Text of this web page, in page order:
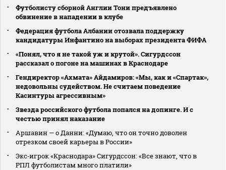
Футболисту сборной Англии Тони предъявлено
обвинение в нападении в клубе
Федерация футбола Албании отозвала поддержку
кандидатуры Инфантино на выборах президента ФИФА
«Понял, что я не такой уж и крутой». Сигурдссон
рассказал о погоне на машинах в Краснодаре
Гендиректор «Ахмата» Айдамиров: «Мы, как и «Спартак»,
недовольны судейством. Не считаем поведение
Касинтуры агрессивным»
Звезда российского футбола попался на допинге. И с
честью принял наказание
Аршавин — о Данни: «Думаю, что он точно доволен
отрезком своей карьеры в России»
Экс‑игрок «Краснодара» Сигурдссон: «Все знают, что в
РПЛ футболистам много платили»